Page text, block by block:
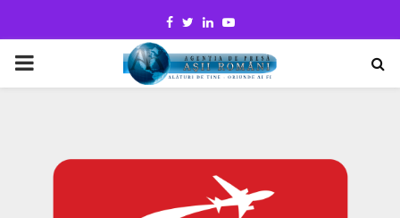
Facebook
TwitterLinkedinYoutube
PRIMARY